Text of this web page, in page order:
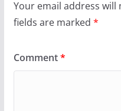
Your email address will
fields are marked *
Comment*